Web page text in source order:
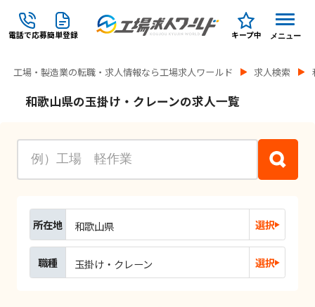
電話で応募簡単登録 キープ中 メニュー
工場・製造業の転職・求人情報なら工場求人ワールド 求人検索
和歌山県の玉掛け・クレーンの求人一覧
所在地 和歌山県 選択
職種 玉掛け・クレーン 選択